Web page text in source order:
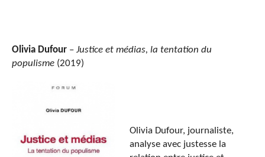
Olivia Dufour – Justice et médias, la tentation du
populisme (2019)
Olivia Dufour, journaliste,
analyse avec justesse la